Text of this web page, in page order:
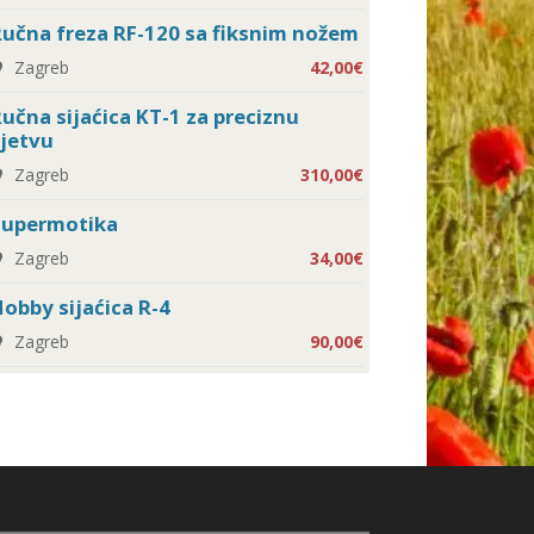
freza RF-120 sa fiksnim nožem
Zagreb 42,00€
sijaćica KT-1 za preciznu
Zagreb 310,00€
Zagreb 34,00€
sijaćica R-4
Zagreb 90,00€